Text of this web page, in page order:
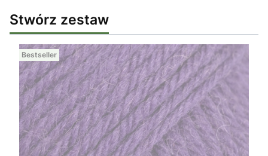
Stwórz zestaw
Bestseller